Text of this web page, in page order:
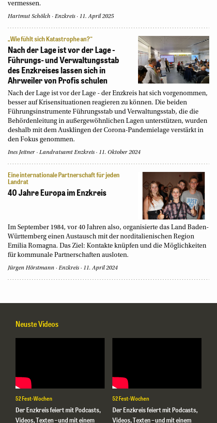
vermessen.
Hartmut Schölch Enzkreis 11. April 2025
„Wie fühlt sich Katastrophe an?“
Nach der Lage ist vor der Lage -
Führungs- und Verwaltungsstab
des Enzkreises lassen sich in
Ahrweiler von Profis schulen
Nach der Lage ist vor der Lage - der Enzkreis hat sich vorgenommen,
besser auf Krisensituationen reagieren zu können. Die beiden
Führungsinstrumente Führungsstab und Verwaltungsstab, die die
Behördenleitung in außergewöhnlichen Lagen unterstützen, wurden
deshalb mit dem Ausklingen der Corona-Pandemielage verstärkt in
den Fokus genommen.
Ines Jeitner Landratsamt Enzkreis 11. Oktober 2024
Eine internationale Partnerschaft für jeden
Landrat
40 Jahre Europa im Enzkreis
Im September 1984, vor 40 Jahren also, organisierte das Land Baden-
Württemberg einen Austausch mit der norditalienischen Region
Emilia Romagna. Das Ziel: Kontakte knüpfen und die Möglichkeiten
für kommunale Partnerschaften ausloten.
Jürgen Hörstmann Enzkreis 11. April 2024
Neuste Videos
52 Fest-Wochen
Der Enzkreis feiert mit Podcasts,
Videos, Texten – und mit einem
52 Fest-Wochen
Der Enzkreis feiert mit Podcasts,
Videos, Texten – und mit einem